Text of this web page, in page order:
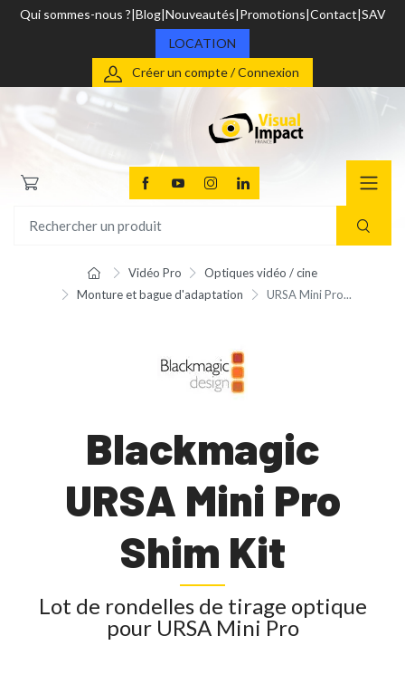
Qui sommes-nous ? Blog Nouveautés Promotions Contact SAV
LOCATION
Créer un compte / Connexion
Vidéo Pro
Optiques vidéo / cine
Monture et bague d'adaptation
URSA Mini Pro...
Blackmagic
URSA Mini Pro
Shim Kit
Lot de rondelles de tirage optique
pour URSA Mini Pro